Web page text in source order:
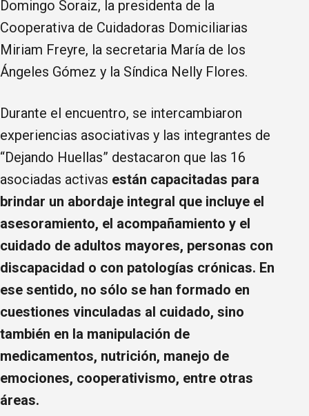
Domingo Soraiz, la presidenta de la
Cooperativa de Cuidadoras Domiciliarias
Miriam Freyre, la secretaria María de los
Ángeles Gómez y la Síndica Nelly Flores.
Durante el encuentro, se intercambiaron
experiencias asociativas y las integrantes de
“Dejando Huellas” destacaron que las 16
asociadas activas están capacitadas para
brindar un abordaje integral que incluye el
asesoramiento, el acompañamiento y el
cuidado de adultos mayores, personas con
discapacidad o con patologías crónicas. En
ese sentido, no sólo se han formado en
cuestiones vinculadas al cuidado, sino
también en la manipulación de
medicamentos, nutrición, manejo de
emociones, cooperativismo, entre otras
áreas.